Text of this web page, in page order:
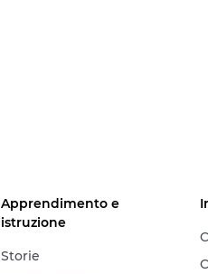
Apprendimento e
istruzione
Storie